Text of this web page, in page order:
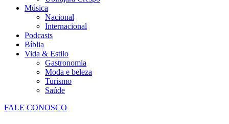
Música
Nacional
Internacional
Podcasts
Bíblia
Vida & Estilo
Gastronomia
Moda e beleza
Turismo
Saúde
FALE CONOSCO